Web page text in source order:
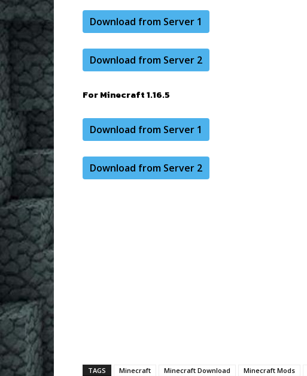
Download from Server 1
Download from Server 2
For Minecraft 1.16.5
Download from Server 1
Download from Server 2
TAGS Minecraft Minecraft Download Minecraft Mods